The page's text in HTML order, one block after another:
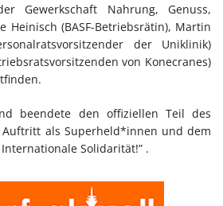
Gewerkschaft Nahrung, Genuss,
Heinisch (BASF-Betriebsrätin), Martin
der Uniklinik)
von Konecranes)
beendete den offiziellen Teil des
Auftritt als Superheld*innen und dem
Solidarität!” .